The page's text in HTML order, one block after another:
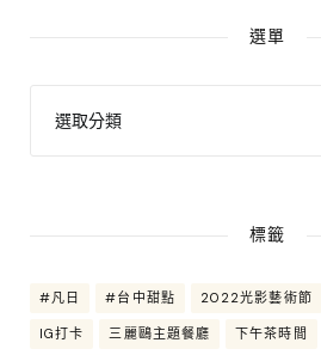
選單
標籤
#凡日 #台中甜點 2022光影藝術節
IG打卡 三麗鷗主題餐廳 下午茶時間